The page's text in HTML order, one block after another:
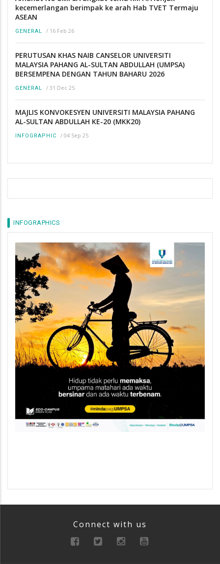
kecemerlangan berimpak ke arah Hab TVET Termaju
ASEAN
GENERAL / 16 Feb 26
PERUTUSAN KHAS NAIB CANSELOR UNIVERSITI
MALAYSIA PAHANG AL-SULTAN ABDULLAH (UMPSA)
BERSEMPENA DENGAN TAHUN BAHARU 2026
GENERAL / 31 Dec 25
MAJLIS KONVOKESYEN UNIVERSITI MALAYSIA PAHANG
AL-SULTAN ABDULLAH KE-20 (MKK20)
INFOGRAPHIC / 04 Sep 25
INFOGRAPHICS
Connect with us